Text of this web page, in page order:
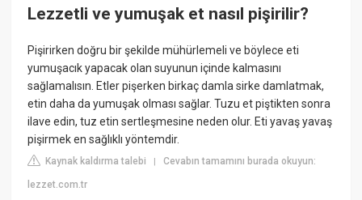
Lezzetli ve yumuşak et nasıl pişirilir?
Pişirirken doğru bir şekilde mühürlemeli ve böylece eti
yumuşacık yapacak olan suyunun içinde kalmasını
sağlamalısın. Etler pişerken birkaç damla sirke damlatmak,
etin daha da yumuşak olması sağlar. Tuzu et piştikten sonra
ilave edin, tuz etin sertleşmesine neden olur. Eti yavaş yavaş
pişirmek en sağlıklı yöntemdir.
Kaynak kaldırma talebi |Cevabın tamamını burada okuyun:
lezzet.com.tr